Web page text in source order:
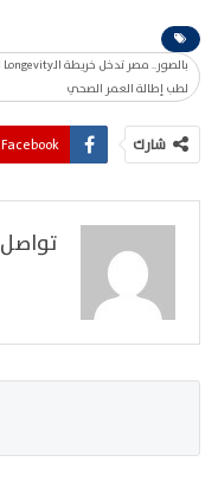
لطب إطالة العمر الصحي
شارك Facebook
تواصل 24